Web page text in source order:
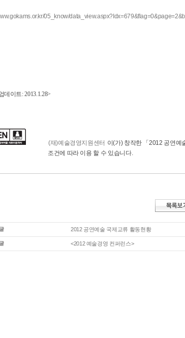
05_know/
데이트: 2013.1.28>
(재)예술경영지원센터 이(가) 창작한 「2012 공연
조건에 따라 이용 할 수 있습니다.
2012 공연예술 국제교류 활동현황
<2012 예술경영 컨퍼런스>